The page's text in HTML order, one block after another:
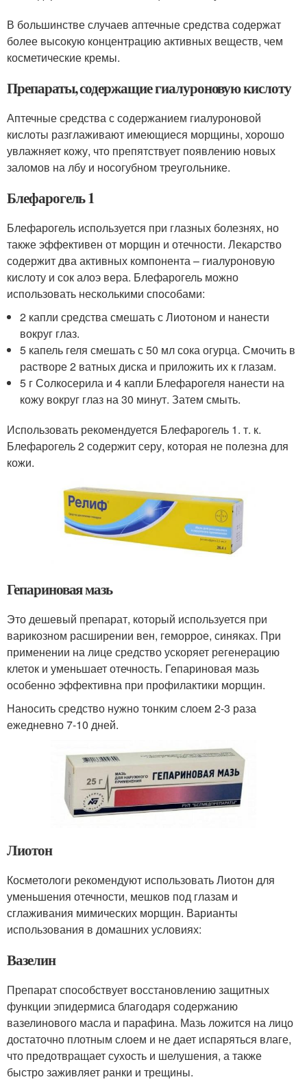
В большинстве случаев аптечные средства содержат
более высокую концентрацию активных веществ, чем
косметические кремы.
Препараты, содержащие гиалуроновую кислоту
Аптечные средства с содержанием гиалуроновой
кислоты разглаживают имеющиеся морщины, хорошо
увлажняет кожу, что препятствует появлению новых
заломов на лбу и носогубном треугольнике.
Блефарогель 1
Блефарогель используется при глазных болезнях, но
также эффективен от морщин и отечности. Лекарство
содержит два активных компонента – гиалуроновую
кислоту и сок алоэ вера. Блефарогель можно
использовать несколькими способами:
2 капли средства смешать с Лиотоном и нанести
вокруг глаз.
5 капель геля смешать с 50 мл сока огурца. Смочить в
растворе 2 ватных диска и приложить их к глазам.
5 г Солкосерила и 4 капли Блефарогеля нанести на
кожу вокруг глаз на 30 минут. Затем смыть.
Использовать рекомендуется Блефарогель 1. т. к.
Блефарогель 2 содержит серу, которая не полезна для
кожи.
Гепариновая мазь
Это дешевый препарат, который используется при
варикозном расширении вен, геморрое, синяках. При
применении на лице средство ускоряет регенерацию
клеток и уменьшает отечность. Гепариновая мазь
особенно эффективна при профилактики морщин.
Наносить средство нужно тонким слоем 2-3 раза
ежедневно 7-10 дней.
Лиотон
Косметологи рекомендуют использовать Лиотон для
уменьшения отечности, мешков под глазам и
сглаживания мимических морщин. Варианты
использования в домашних условиях:
Вазелин
Препарат способствует восстановлению защитных
функции эпидермиса благодаря содержанию
вазелинового масла и парафина. Мазь ложится на лицо
достаточно плотным слоем и не дает испаряться влаге,
что предотвращает сухость и шелушения, а также
быстро заживляет ранки и трещины.